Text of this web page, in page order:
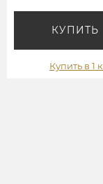
КУПИТЬ
Купить в 1